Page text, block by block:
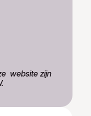
​website zijn